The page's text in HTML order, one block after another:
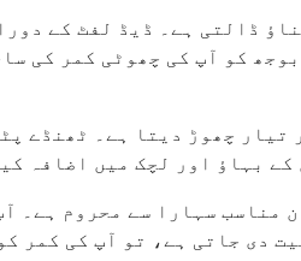
ڈالتی ہے۔ ڈیڈ لفٹ کے
کو آپ کی چھوٹی کمر کی
چھوڑ دیتا ہے۔ ٹھنڈے
بہاؤ اور لچک میں اضافہ
مناسب سہارا سے محروم ہے۔
دی جاتی ہے، تو آپ کی کمر